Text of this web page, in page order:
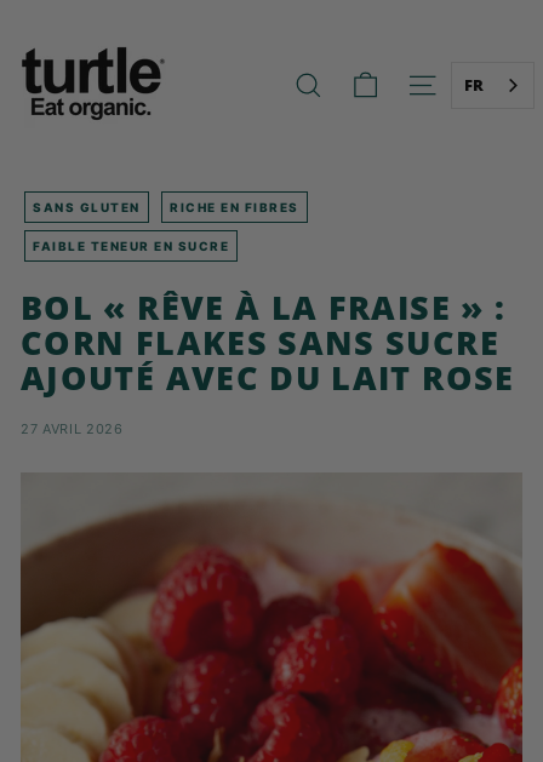
contenu
U
R
T
E
-
B
T
T
E
R
B
K
A
!
RECHERCHE FR
SANS GLUTEN RICHE EN FIBRES
FAIBLE TENEUR EN SUCRE
BOL « RÊVE À LA FRAISE » :
CORN FLAKES SANS SUCRE
AJOUTÉ AVEC DU LAIT ROSE
27 AVRIL 2026